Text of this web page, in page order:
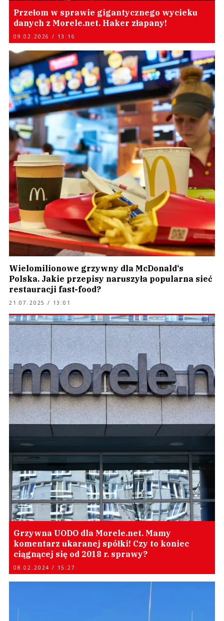
Przełom w sprawie gigantycznego wycieku
danych z Morele.net. Haker złapany!
09.02.2026 / 13:16
Wielomilionowe grzywny dla McDonald‘s
Polska. Jakie przepisy naruszyła popularna sieć
restauracji fast-food?
21.07.2025 / 13:01
Grzywna UODO dla Morele.net. Mamy
komentarz ukaranej spółki! Czy to koniec
ciągnącej się od 2018 r. sprawy?
08.02.2024 / 15:27